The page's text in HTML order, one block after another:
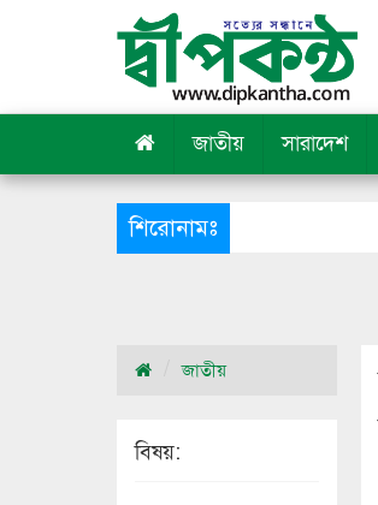
জাতীয় সারাদেশ
শিরোনামঃ
জাতীয়
বিষয়: